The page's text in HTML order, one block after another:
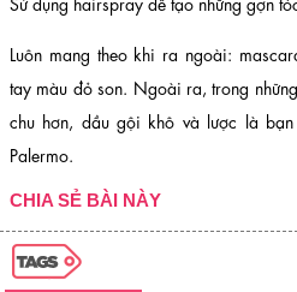
Luôn mang theo khi ra ngoài:
tay màu đỏ son. Ngoài ra, trong
chu hơn, dầu gội khô và lược là
Palermo.
CHIA SẺ BÀI NÀY